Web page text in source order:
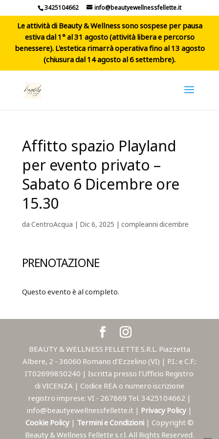
3425104662 info@beautyewellnessfellette.it
Le attività di Beauty & Wellness sono sospese per pausa
estiva dal 1° al 31 agosto (attività libera e percorso
benessere). L'estetica rimarrà operativa fino al 13 agosto
(chiusura dal 14 agosto al 6 settembre).
Affitto spazio Playland
per evento privato –
Sabato 6 Dicembre ore
15.30
daCentroAcqua | Dic 6, 2025 | compleanni dicembre
PRENOTAZIONE
Questo evento è al completo.
BEAUTY & WELLNESS FELLETTE S.R.L. Piazzetta
Albere, 2 - 36060 Romano d'Ezzelino (VI) | P.I.: e C.F.:
IT02699850240 | Iscritta presso l'Ufficio Registro
di VICENZA | Codice REA o numero iscrizione
registro imprese: VI - 267869 Tel. 3425104662 |
info@beautyewellnessfellette.it | Privacy Policy |
Cookie Policy | Termini e Condizioni | Copyright ©
Beauty & Wellness Fellette s.r.l. All Rights Reserved.